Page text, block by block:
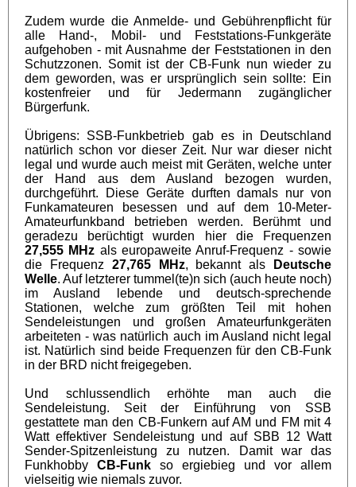
Zudem wurde die Anmelde- und Gebührenpflicht für
alle Hand-, Mobil- und Feststations-Funkgeräte
aufgehoben - mit Ausnahme der Feststationen in den
Schutzzonen. Somit ist der CB-Funk nun wieder zu
dem geworden, was er ursprünglich sein sollte: Ein
kostenfreier und für Jedermann zugänglicher
Bürgerfunk.
Übrigens: SSB-Funkbetrieb gab es in Deutschland
natürlich schon vor dieser Zeit. Nur war dieser nicht
legal und wurde auch meist mit Geräten, welche unter
der Hand aus dem Ausland bezogen wurden,
durchgeführt. Diese Geräte durften damals nur von
Funkamateuren besessen und auf dem 10-Meter-
Amateurfunkband betrieben werden. Berühmt und
geradezu berüchtigt wurden hier die Frequenzen
27,555 MHz als europaweite Anruf-Frequenz - sowie
die Frequenz 27,765 MHz, bekannt als
Deutsche
Welle. Auf letzterer tummel(te)n sich (auch heute noch)
im Ausland lebende und deutsch-sprechende
Stationen, welche zum größten Teil mit hohen
Sendeleistungen und großen Amateurfunkgeräten
arbeiteten - was natürlich auch im Ausland nicht legal
ist. Natürlich sind beide Frequenzen für den CB-Funk
in der BRD nicht freigegeben.
Und schlussendlich erhöhte man auch die
Sendeleistung. Seit der Einführung von SSB
gestattete man den CB-Funkern auf AM und FM mit 4
Watt effektiver Sendeleistung und auf SBB 12 Watt
Sender-Spitzenleistung zu nutzen. Damit war das
Funkhobby CB-Funk so ergiebieg und vor allem
vielseitig wie niemals zuvor.